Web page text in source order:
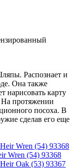
Распознает и
Она также
нарисовать карту
протяжении
посоха. В
сделав его еще
Wren (54) 93368